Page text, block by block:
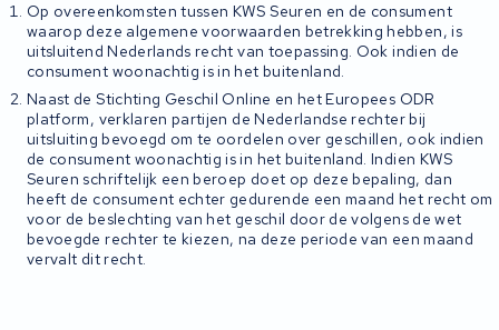
Op overeenkomsten tussen KWS Seuren en de consument
waarop deze algemene voorwaarden betrekking hebben, is
uitsluitend Nederlands recht van toepassing. Ook indien de
consument woonachtig is in het buitenland.
Naast de Stichting Geschil Online en het Europees ODR
platform, verklaren partijen de Nederlandse rechter bij
uitsluiting bevoegd om te oordelen over geschillen, ook indien
de consument woonachtig is in het buitenland. Indien KWS
Seuren schriftelijk een beroep doet op deze bepaling, dan
heeft de consument echter gedurende een maand het recht om
voor de beslechting van het geschil door de volgens de wet
bevoegde rechter te kiezen, na deze periode van een maand
vervalt dit recht.